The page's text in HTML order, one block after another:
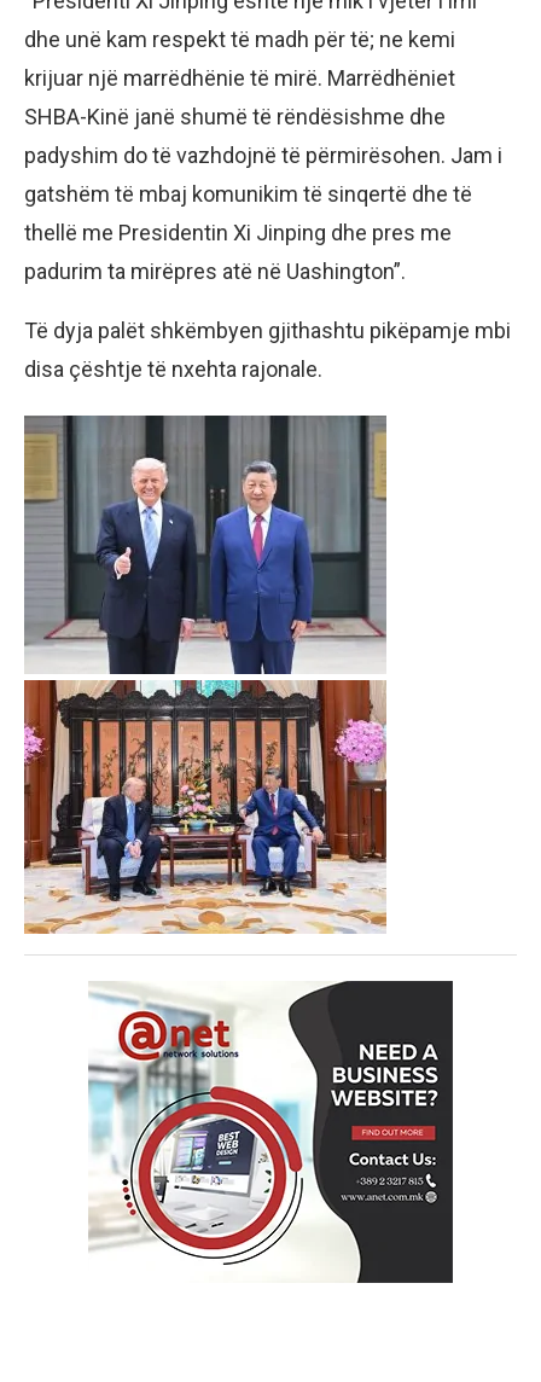
dhe unë kam respekt të madh për të; ne kemi
krijuar një marrëdhënie të mirë. Marrëdhëniet
SHBA-Kinë janë shumë të rëndësishme dhe
padyshim do të vazhdojnë të përmirësohen. Jam i
gatshëm të mbaj komunikim të sinqertë dhe të
thellë me Presidentin Xi Jinping dhe pres me
padurim ta mirëpres atë në Uashington”.
Të dyja palët shkëmbyen gjithashtu pikëpamje mbi
disa çështje të nxehta rajonale.